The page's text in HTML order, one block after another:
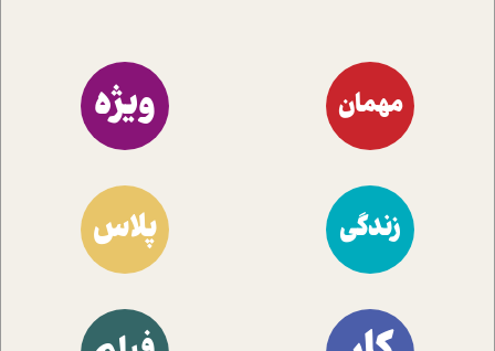
مهمان ویژه
زندگی پلاس